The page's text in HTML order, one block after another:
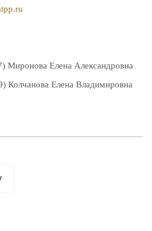
Миронова Елена Александровна
Колчанова Елена Владимировна